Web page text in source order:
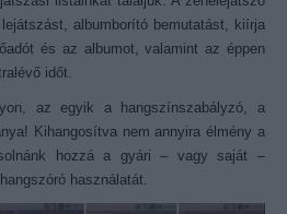
albumborító bemutatást, kiírja
és az albumot, valamint az éppen
időt.
az egyik a hangszínszabályzó, a
Kihangosítva nem annyira élmény a
hozzá a gyári – vagy saját –
használatát.